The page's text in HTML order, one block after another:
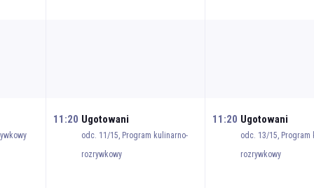
11:20 Ugotowani
odc. 11/15, Program kulinarno-
rozrywkowy
11:20 Ugotowani
odc. 13/15, Program
rozrywkowy